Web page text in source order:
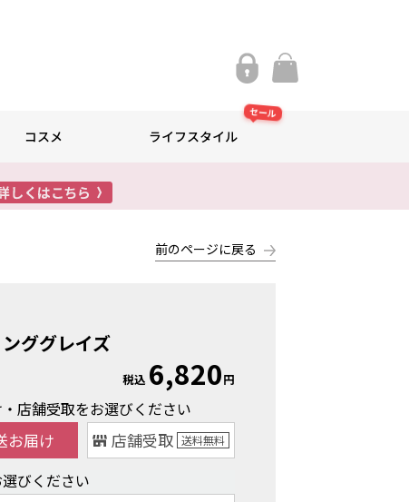
コスメ ライフスタイル
セール
前のページに戻る
ググレイズ
税込 6,820円
店舗受取をお選びください
お届け 店舗受取 送料無料
びください